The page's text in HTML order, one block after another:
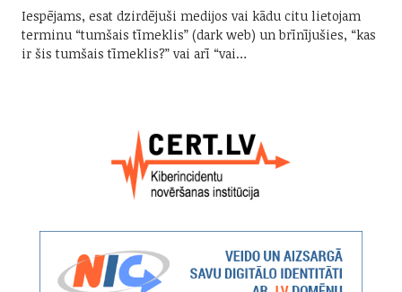
Iespējams, esat dzirdējuši medijos vai kādu citu lietojam
terminu “tumšais tīmeklis” (dark web) un brīnījušies, “kas
ir šis tumšais tīmeklis?” vai arī “vai…